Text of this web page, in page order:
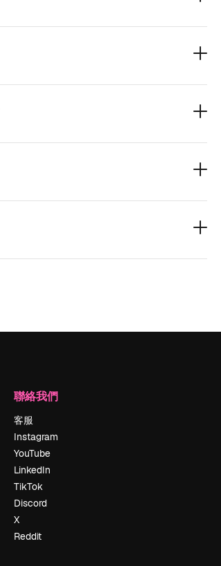
聯絡我們
客服
Instagram
YouTube
LinkedIn
TikTok
Discord
X
Reddit